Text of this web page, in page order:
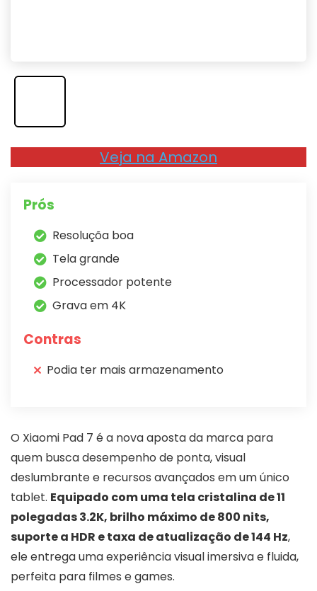
Veja na Amazon
Prós
Resoluçõa boa
Tela grande
Processador potente
Grava em 4K
Contras
Podia ter mais armazenamento
O Xiaomi Pad 7 é a nova aposta da marca para
quem busca desempenho de ponta, visual
deslumbrante e recursos avançados em um único
tablet. Equipado com uma tela cristalina de 11
polegadas 3.2K, brilho máximo de 800 nits,
suporte a HDR e taxa de atualização de 144 Hz,
ele entrega uma experiência visual imersiva e fluida,
perfeita para filmes e games.